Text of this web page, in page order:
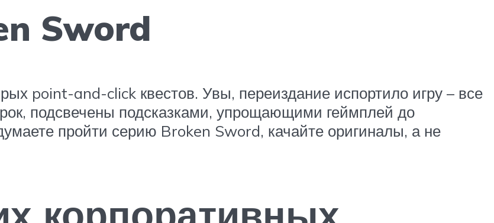
Sword
point-and-click квестов. Увы, переиздание испортило игру – все
подсвечены подсказками, упрощающими геймплей до
пройти серию Broken Sword, качайте оригиналы, а не